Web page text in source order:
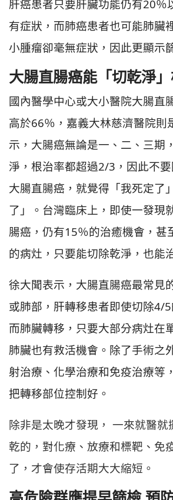
肝癌患者只要肝臟功能仍有20％
有症狀，而肺癌患者也可能肺臟
小腫瘤卻毫無症狀，因此更顯示
大腸直腸癌能「切乾淨
國內醫學中心或大小醫院大腸直
高於66％，嘉義大林慈濟醫院則
示，大腸癌無論是一、二、三期
淨，根治率都超過2/3，因此不
大腸直腸癌，就覺得「我死定了
了」。台灣臨床上，即使一發現
腸癌，仍有15％的治癒機會，甚
的病灶，只要能切除乾淨，也能
徐大聞表示，大腸直腸癌最常見
或肺部，肝轉移患者即使切除4/5
而肺臟轉移，只要大部分病灶在
肺臟也有救活機會。除了手術之
射治療、化學治療和免疫治療等
把轉移部位控制好。
除非是太晚才發現， 一來就醫就
乾的，對化療、放療和標靶、免
了，才會使存活期大大縮短。